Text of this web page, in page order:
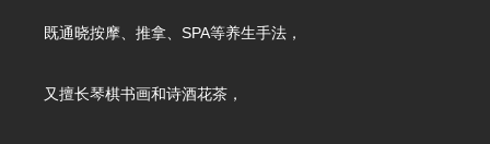
既通晓按摩、推拿、SPA等养生手法，
又擅长琴棋书画和诗酒花茶，